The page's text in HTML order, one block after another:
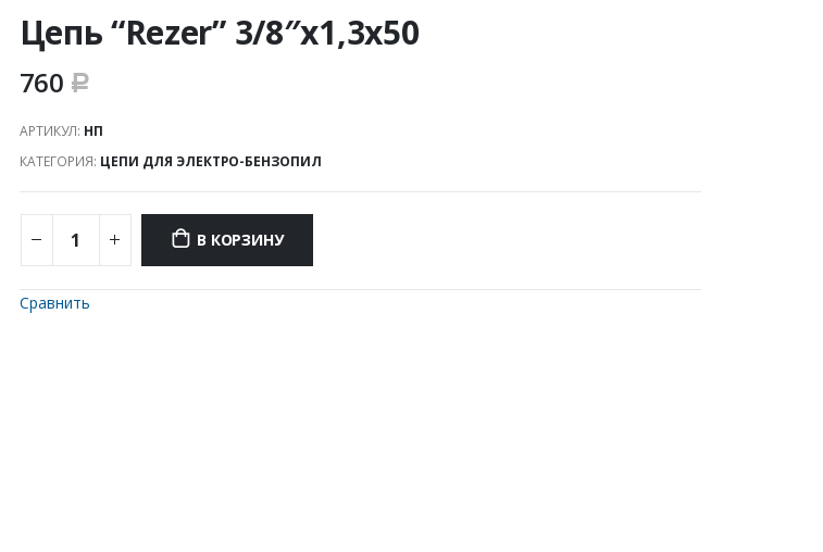
Цепь “Rezer” 3/8″х1,3х50
760 Р
АРТИКУЛ: НП
КАТЕГОРИЯ: ЦЕПИ ДЛЯ ЭЛЕКТРО-БЕНЗОПИЛ
В КОРЗИНУ
Сравнить